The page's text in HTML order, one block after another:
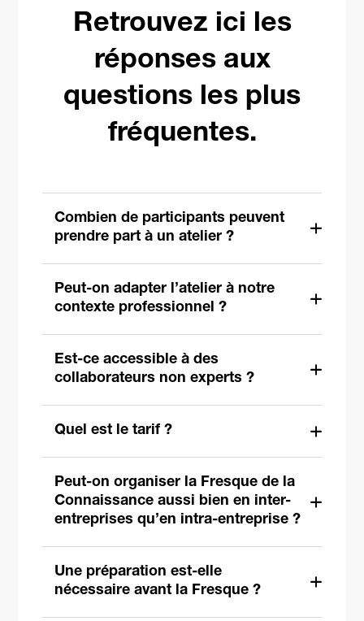
Retrouvez ici les
réponses aux
questions les plus
fréquentes.
Combien de participants peuvent
prendre part à un atelier ?
Peut-on adapter l’atelier à notre
contexte professionnel ?
Est-ce accessible à des
collaborateurs non experts ?
Quel est le tarif ?
Peut-on organiser la Fresque de la
Connaissance aussi bien en inter-
entreprises qu’en intra-entreprise ?
Une préparation est-elle
nécessaire avant la Fresque ?